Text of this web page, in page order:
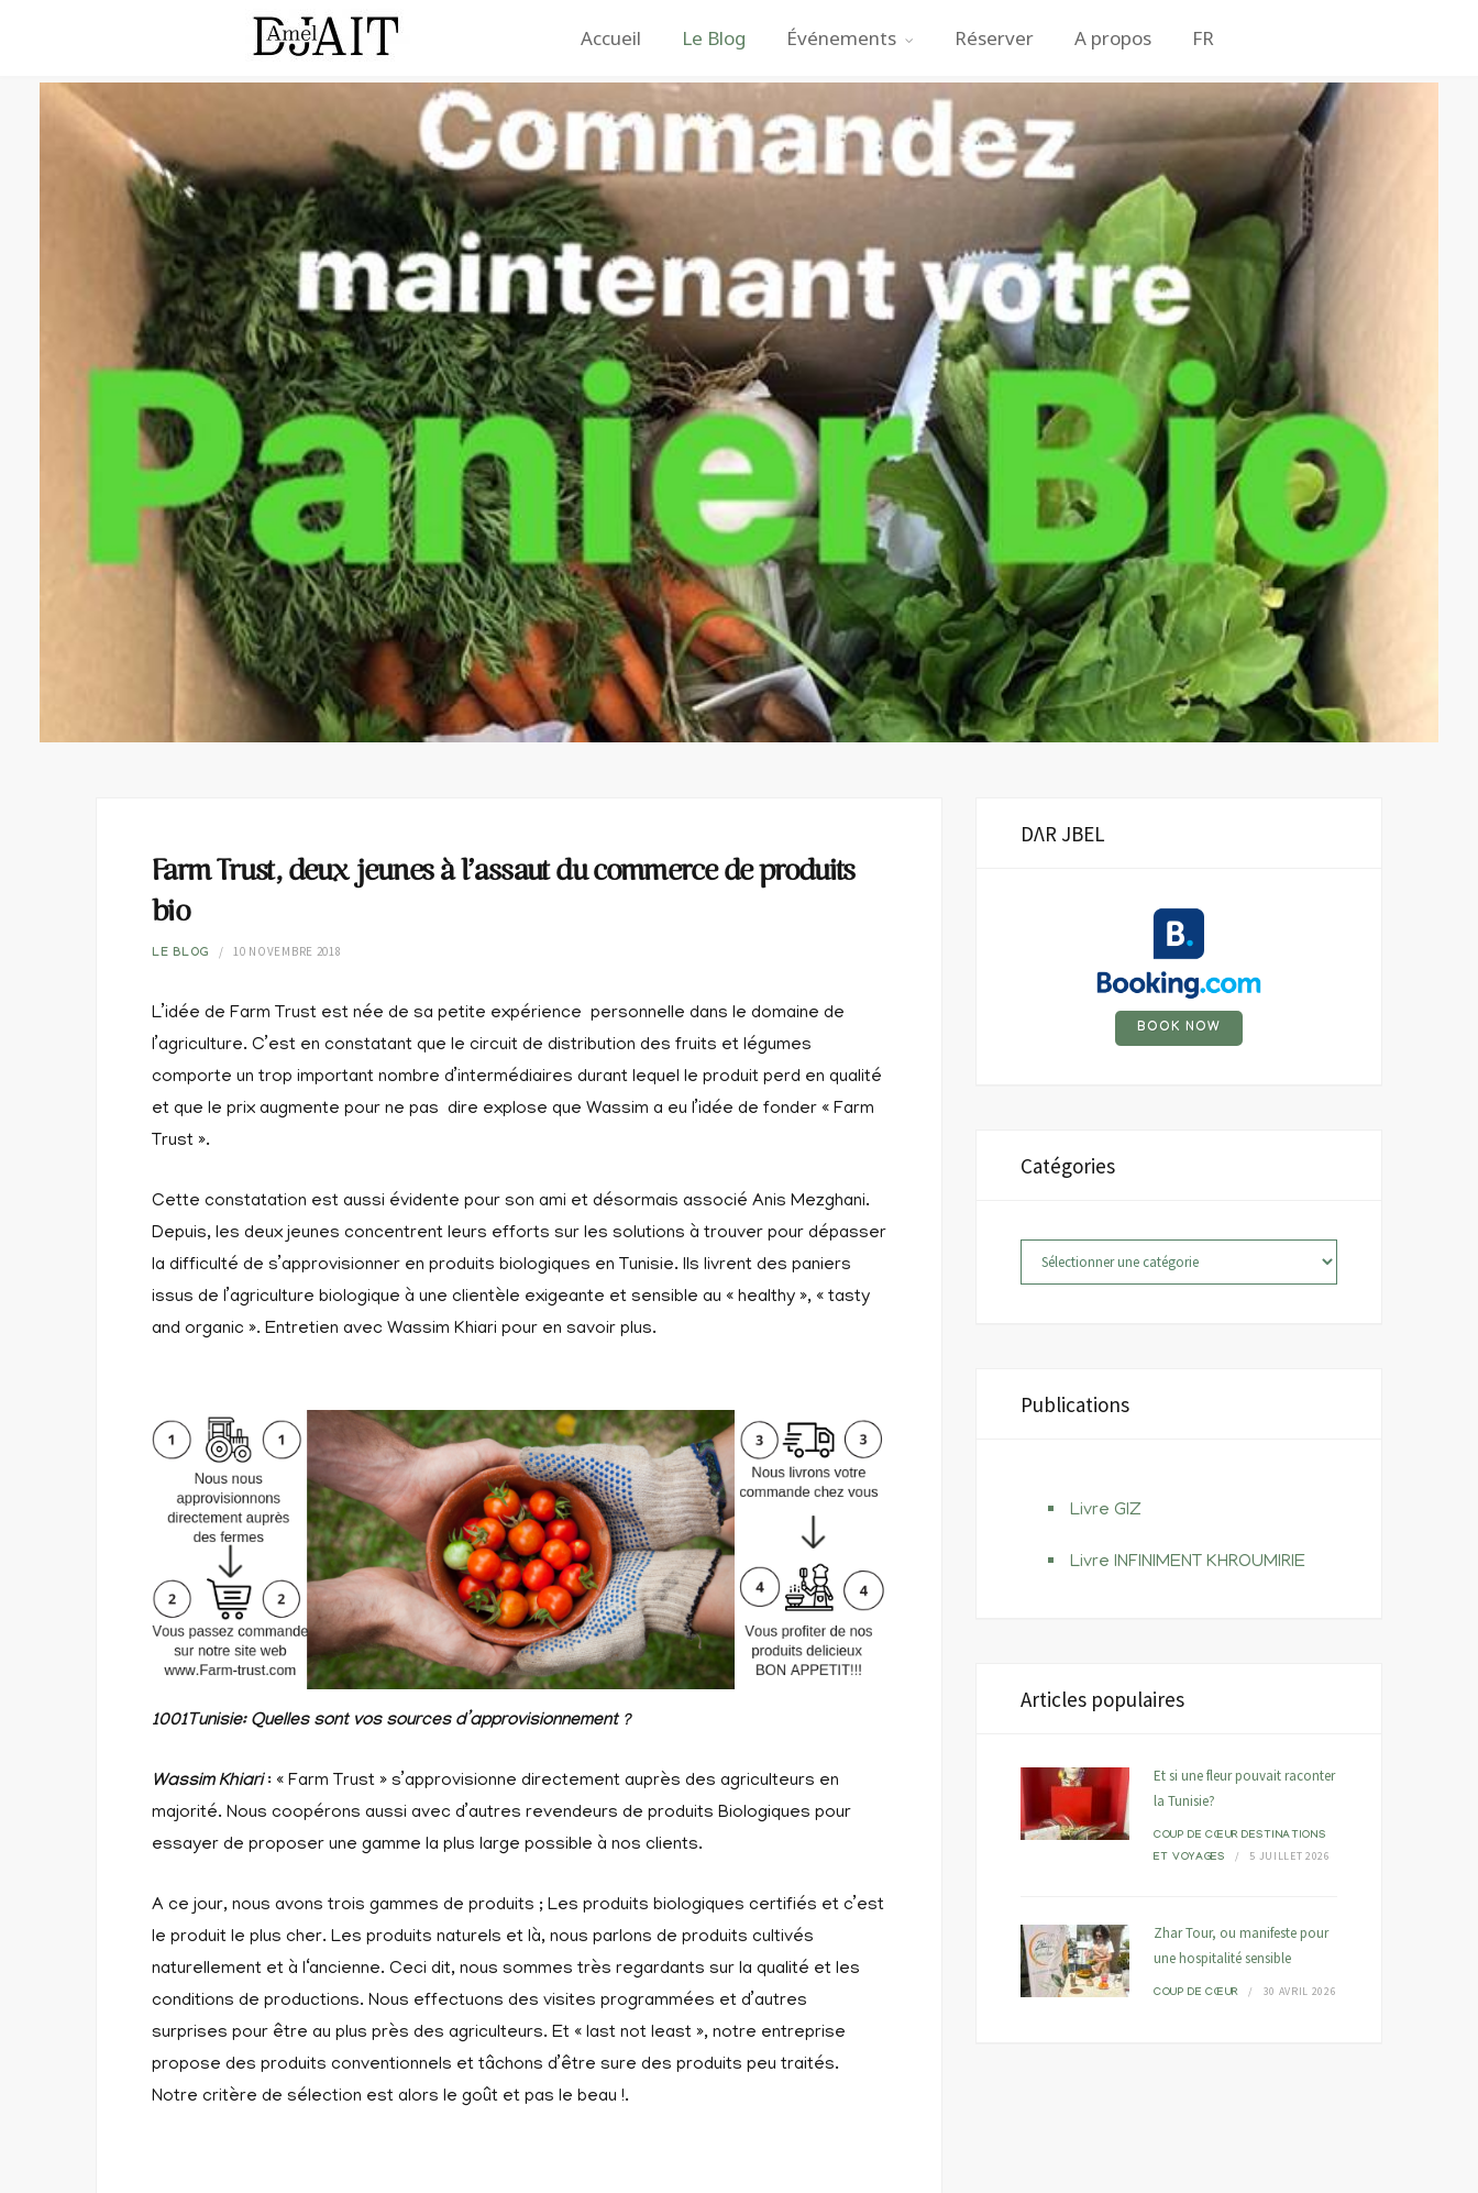
Accueil Le Blog Événements Réserver A propos FR
Farm Trust, deux jeunes à l’assaut du commerce de produits
bio
LE BLOG 10 NOVEMBRE 2018
L’idée de Farm Trust est née de sa petite expérience personnelle dans le domaine de
l’agriculture. C’est en constatant que le circuit de distribution des fruits et légumes
comporte un trop important nombre d’intermédiaires durant lequel le produit perd en qualité
et que le prix augmente pour ne pas dire explose que Wassim a eu l’idée de fonder « Farm
Trust ».
Cette constatation est aussi évidente pour son ami et désormais associé Anis Mezghani.
Depuis, les deux jeunes concentrent leurs efforts sur les solutions à trouver pour dépasser
la difficulté de s’approvisionner en produits biologiques en Tunisie. Ils livrent des paniers
issus de l’agriculture biologique à une clientèle exigeante et sensible au « healthy », « tasty
and organic ». Entretien avec Wassim Khiari pour en savoir plus.
1001Tunisie: Quelles sont vos sources d’approvisionnement ?
Wassim Khiari : « Farm Trust » s’approvisionne directement auprès des agriculteurs en
majorité. Nous coopérons aussi avec d’autres revendeurs de produits Biologiques pour
essayer de proposer une gamme la plus large possible à nos clients.
A ce jour, nous avons trois gammes de produits ; Les produits biologiques certifiés et c’est
le produit le plus cher. Les produits naturels et là, nous parlons de produits cultivés
naturellement et à l‘ancienne. Ceci dit, nous sommes très regardants sur la qualité et les
conditions de productions. Nous effectuons des visites programmées et d’autres
surprises pour être au plus près des agriculteurs. Et « last not least », notre entreprise
propose des produits conventionnels et tâchons d’être sure des produits peu traités.
Notre critère de sélection est alors le goût et pas le beau !.
DΛR JBEL
BOOK NOW
Catégories
Catégories
Publications
Livre GIZ
Livre INFINIMENT KHROUMIRIE
Articles populaires
Et si une fleur pouvait raconter
la Tunisie?
COUP DE CŒUR DESTINATIONS
ET VOYAGES
5 JUILLET 2026
Zhar Tour, ou manifeste pour
une hospitalité sensible
COUP DE CŒUR 30 AVRIL 2026